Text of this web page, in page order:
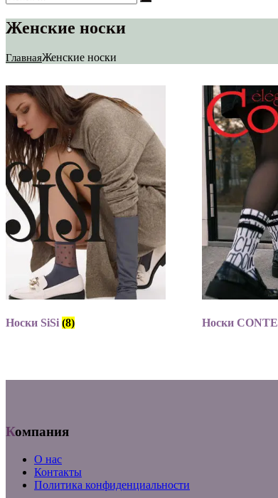
Поиск
Женские носки
ГлавнаяЖенские носки
Носки SiSi (8) Носки CONTE
Компания
О нас
Контакты
Политика конфиденциальности